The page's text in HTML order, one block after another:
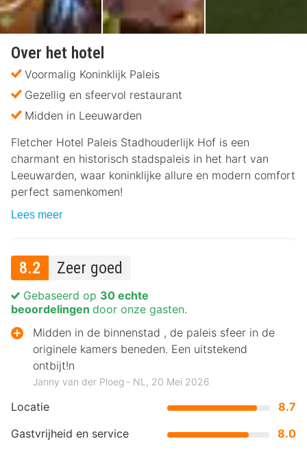
Over het hotel
Voormalig Koninklijk Paleis
Gezellig en sfeervol restaurant
Midden in Leeuwarden
Fletcher Hotel Paleis Stadhouderlijk Hof is een
charmant en historisch stadspaleis in het hart van
Leeuwarden, waar koninklijke allure en modern comfort
perfect samenkomen!
Lees meer
8.2 Zeer goed
Locatie
8.7
Gastvrijheid en service
8.0
Gebaseerd op 30 echte
beoordelingen door onze gasten.
Midden in de binnenstad , de paleis sfeer in de
originele kamers beneden. Een uitstekend
ontbijt!n
Janny van der Ploeg ‐ NL, 20 Mei 2026